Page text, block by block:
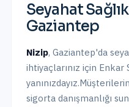
Seyahat
Gaziantep
Nizip, Gaziantep'da
ihtiyaçlarınız için
yanınızdayız.
sigorta danışmanlığı